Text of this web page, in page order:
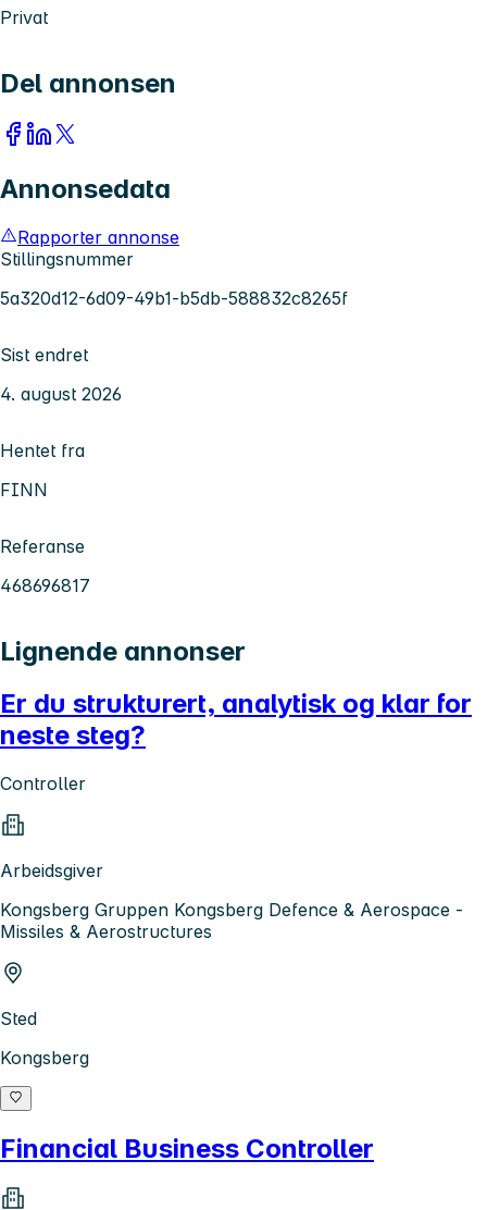
Privat
Del annonsen
Annonsedata
Rapporter annonse
Stillingsnummer
5a320d12-6d09-49b1-b5db-588832c8265f
Sist endret
4. august 2026
Hentet fra
FINN
Referanse
468696817
Lignende annonser
Er du strukturert, analytisk og klar for
neste steg?
Controller
Arbeidsgiver
Kongsberg Gruppen Kongsberg Defence & Aerospace -
Missiles & Aerostructures
Sted
Kongsberg
Financial Business Controller